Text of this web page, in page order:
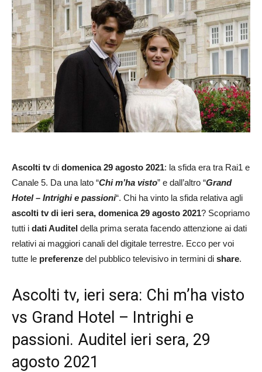
Ascolti tvdi domenica 29 agosto 2021: la sfida era tra Rai1 e
Canale 5. Da una lato “Chi m’ha visto” e dall’altro “Grand
Hotel – Intrighi e passioni“. Chi ha vinto la sfida relativa agli
ascolti tv di ieri sera, domenica 29 agosto 2021? Scopriamo
tutti i dati Auditel della prima serata facendo attenzione ai dati
relativi ai maggiori canali del digitale terrestre. Ecco per voi
tutte le preferenze del pubblico televisivo in termini di share.
Ascolti tv, ieri sera: Chi m’ha visto
vs Grand Hotel – Intrighi e
passioni. Auditel ieri sera, 29
agosto 2021